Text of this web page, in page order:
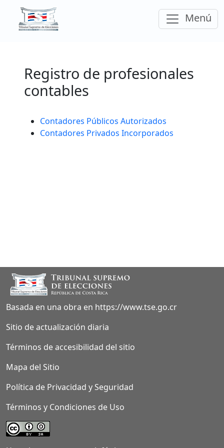
Ir a la página principal del Tribunal
el
Menú
Registro de profesionales
contables
Contadores Públicos Autorizados
Contadores Privados Incorporados
Sección footer
Basada en una obra en https://www.tse.go.cr
Sitio de actualización diaria
Términos de accesibilidad del sitio
Mapa del Sitio
Política de Privacidad y Seguridad
Términos y Condiciones de Uso
Página
de